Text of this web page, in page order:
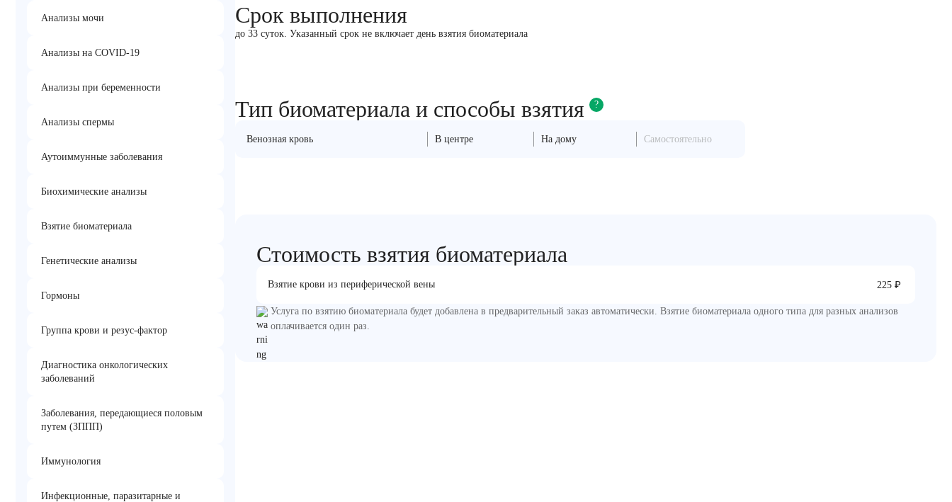
Анализы мочи
Анализы на COVID-19
Анализы при беременности
Анализы спермы
Аутоиммунные заболевания
Биохимические анализы
Взятие биоматериала
Генетические анализы
Гормоны
Группа крови и резус-фактор
Диагностика онкологических
заболеваний
Заболевания, передающиеся половым
путем (ЗППП)
Иммунология
Инфекционные, паразитарные и
Срок выполнения
до 33 суток. Указанный срок не включает день взятия биоматериала
Тип биоматериала и способы взятия ?
Венозная кровь В центре На дому Самостоятельно
Стоимость взятия биоматериала
Взятие крови из периферической вены 225 ₽
Услуга по взятию биоматериала будет добавлена в предварительный заказ автоматически. Взятие биоматериала одного типа для разных анализов
оплачивается один раз.